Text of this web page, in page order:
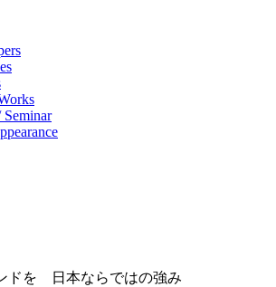
Seminar
ドを 日本ならではの強み